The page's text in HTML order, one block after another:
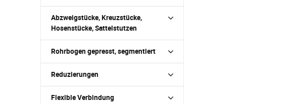
Abzweigstücke, Kreuzstücke,
Hosenstücke, Sattelstutzen
Rohrbogen gepresst, segmentiert
Reduzierungen
Flexible Verbindung